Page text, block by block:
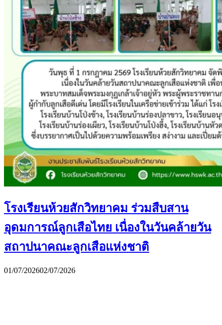
โรงเรียนห้วยสักวิทยาคม ร่วมสืบสาน
อุดมการณ์ลูกเสือไทย เนื่องในวันคล้ายวัน
สถาปนาคณะลูกเสือแห่งชาติ
01/07/202602/07/2026